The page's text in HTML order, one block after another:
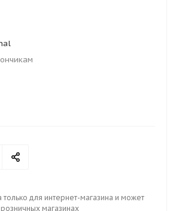
только для интернет-магазина и может
розничных магазинах